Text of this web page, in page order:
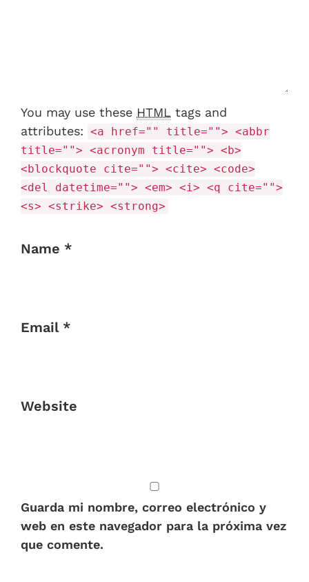
You may use these HTML tags and
attributes: <a href="" title=""> <abbr
title=""> <acronym title=""> <b>
<blockquote cite=""> <cite> <code>
<del datetime=""> <em> <i> <q cite="">
<s> <strike> <strong>
Name *
Email *
Website
Guarda mi nombre, correo electrónico y
web en este navegador para la próxima vez
que comente.